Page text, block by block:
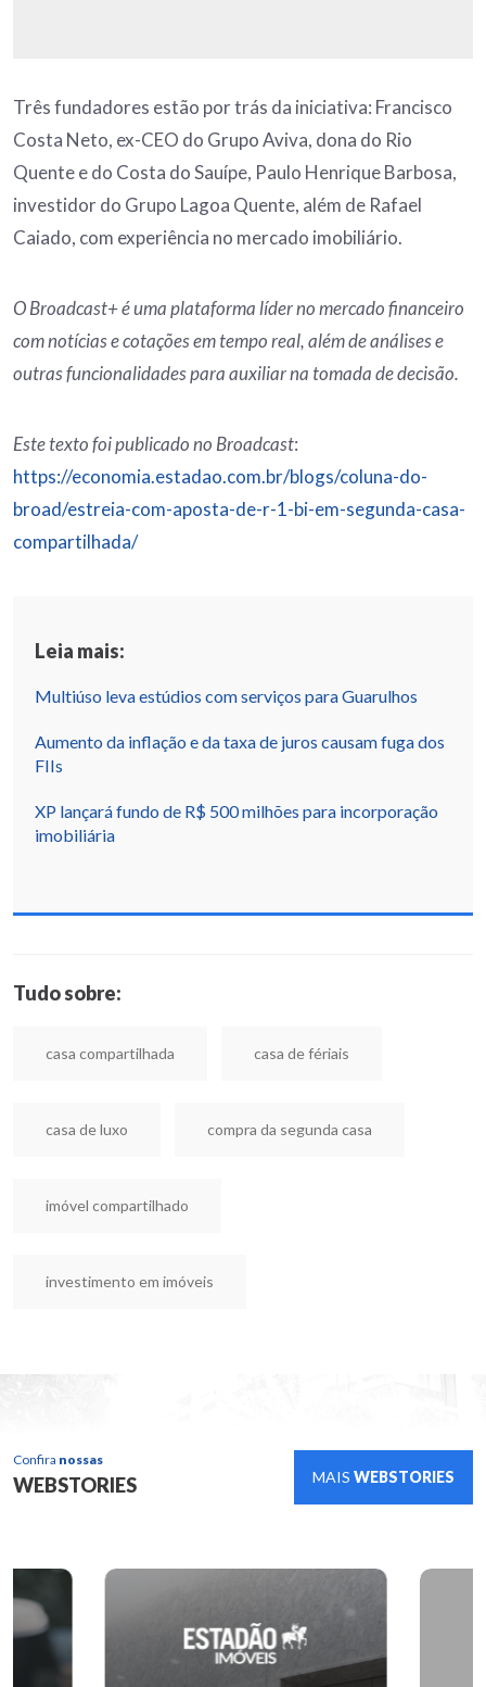
Três fundadores estão por trás da iniciativa: Francisco
Costa Neto, ex-CEO do Grupo Aviva, dona do Rio
Quente e do Costa do Sauípe, Paulo Henrique Barbosa,
investidor do Grupo Lagoa Quente, além de Rafael
Caiado, com experiência no mercado imobiliário.
O Broadcast+ é uma plataforma líder no mercado financeiro
com notícias e cotações em tempo real, além de análises e
outras funcionalidades para auxiliar na tomada de decisão.
Este texto foi publicado no Broadcast:
https://economia.estadao.com.br/blogs/coluna-do-
broad/estreia-com-aposta-de-r-1-bi-em-segunda-casa-
compartilhada/
Leia mais:
Multiúso leva estúdios com serviços para Guarulhos
Aumento da inflação e da taxa de juros causam fuga dos
FIIs
XP lançará fundo de R$ 500 milhões para incorporação
imobiliária
Tudo sobre:
casa compartilhada casa de fériais
casa de luxo compra da segunda casa
imóvel compartilhado
investimento em imóveis
Confira nossas
WEBSTORIES MAIS WEBSTORIES